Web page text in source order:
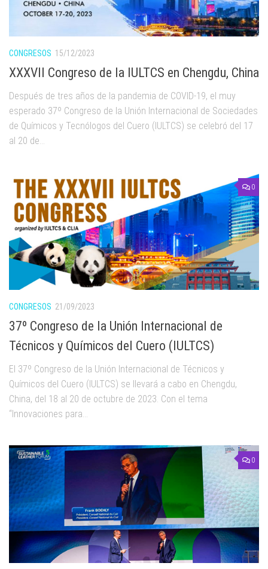
CONGRESOS 15/12/2023
XXXVII Congreso de la IULTCS en Chengdu, China
Después de tres años de la pandemia de COVID-19, el muy
esperado 37º Congreso de la Unión Internacional de Sociedades
de Químicos y Tecnólogos del Cuero (IULTCS) se celebró del 17
al 20 de...
0
CONGRESOS 21/09/2023
37º Congreso de la Unión Internacional de
Técnicos y Químicos del Cuero (IULTCS)
El 37º Congreso de la Unión Internacional de Técnicos y
Químicos del Cuero (IULTCS) se llevará a cabo en Chengdu,
China, del 18 al 20 de octubre de 2023. Con el tema
“Innovaciones para...
0